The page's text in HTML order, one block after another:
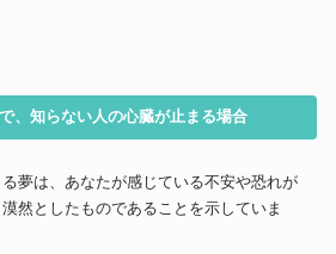
、知らない人の心臓が止まる場合
夢は、あなたが感じている不安や恐れが
然としたものであることを示していま